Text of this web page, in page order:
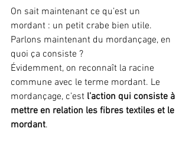
On sait maintenant ce qu’est un
mordant : un petit crabe bien utile.
Parlons maintenant du mordançage, en
quoi ça consiste ?
Évidemment, on reconnaît la racine
commune avec le terme mordant. Le
mordançage, c’est l’action qui consiste à
mettre en relation les fibres textiles et le
mordant.